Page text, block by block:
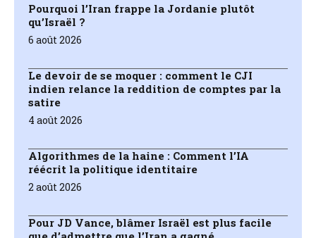
Pourquoi l’Iran frappe la Jordanie plutôt
qu’Israël ?
6 août 2026
Le devoir de se moquer : comment le CJI
indien relance la reddition de comptes par la
satire
4 août 2026
Algorithmes de la haine : Comment l’IA
réécrit la politique identitaire
2 août 2026
Pour JD Vance, blâmer Israël est plus facile